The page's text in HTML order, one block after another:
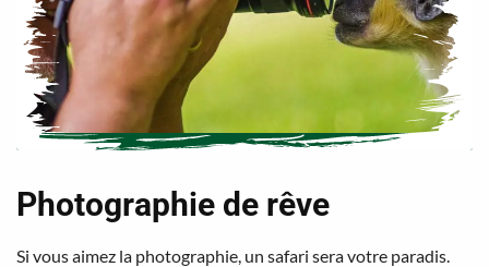
Photographie de rêve
Si vous aimez la photographie, un safari sera votre paradis.